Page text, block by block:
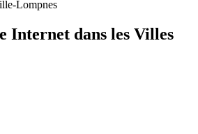
Lompnes
Internet dans les Villes